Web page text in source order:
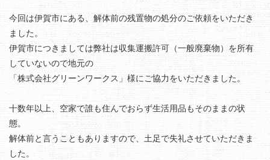
今回は伊賀市にある、解体前の残置物の処分のご依頼をいただき
ました。
伊賀市につきましては弊社は収集運搬許可（一般廃棄物）を所有
していないので地元の
「株式会社グリーンワークス」様にご協力をいただきました。
十数年以上、空家で誰も住んでおらず生活用品もそのままの状
態。
解体前と言うこともありますので、土足で失礼させていただきま
した。